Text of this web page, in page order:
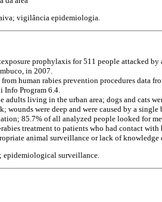
vigilância epidemiologia.
prophylaxis for 511 people attacked
in 2007.
human rabies prevention procedures data
Info Program 6.4.
adults living in the urban area; dogs and cats
wounds were deep and were caused by a
85.7% of all analyzed people looked for
treatment to patients who had contact with
animal surveillance or lack of
epidemiological surveillance